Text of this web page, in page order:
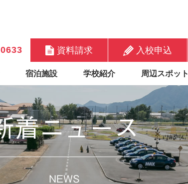
資料請求 入校申込
宿泊施設 学校紹介 周辺スポット
着ニュース
NEWS